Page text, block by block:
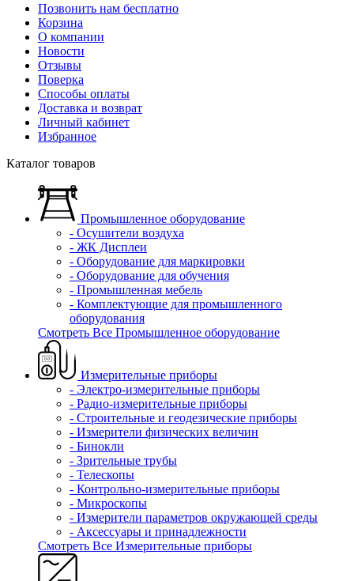
Позвонить нам бесплатно
Корзина
О компании
Новости
Отзывы
Поверка
Способы оплаты
Доставка и возврат
Личный кабинет
Избранное
Каталог товаров
Промышленное оборудование
- Осушители воздуха
- ЖК Дисплеи
- Оборудование для маркировки
- Оборудование для обучения
- Промышленная мебель
- Комплектующие для промышленного
оборудования
Смотреть Все Промышленное оборудование
Измерительные приборы
- Электро-измерительные приборы
- Радио-измерительные приборы
- Строительные и геодезические приборы
- Измерители физических величин
- Бинокли
- Зрительные трубы
- Телескопы
- Контрольно-измерительные приборы
- Микроскопы
- Измерители параметров окружающей среды
- Аксессуары и принадлежности
Смотреть Все Измерительные приборы